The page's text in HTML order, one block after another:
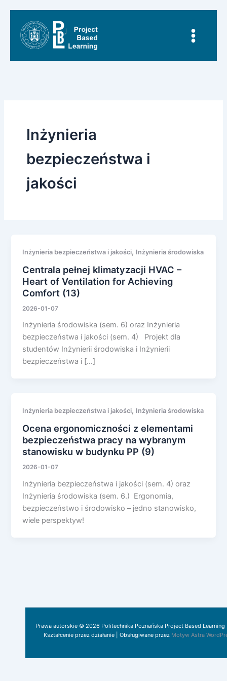
Inżynieria
bezpieczeństwa i
jakości
Inżynieria bezpieczeństwa i jakości, Inżynieria środowiska
Centrala pełnej klimatyzacji HVAC –
Heart of Ventilation for Achieving
Comfort (13)
2026-01-07
Inżynieria środowiska (sem. 6) oraz Inżynieria
bezpieczeństwa i jakości (sem. 4) Projekt dla
studentów Inżynierii środowiska i Inżynierii
bezpieczeństwa i […]
Inżynieria bezpieczeństwa i jakości, Inżynieria środowiska
Ocena ergonomiczności z elementami
bezpieczeństwa pracy na wybranym
stanowisku w budynku PP (9)
2026-01-07
Inżynieria bezpieczeństwa i jakości (sem. 4) oraz
Inżynieria środowiska (sem. 6.) Ergonomia,
bezpieczeństwo i środowisko – jedno stanowisko,
wiele perspektyw!
Prawa autorskie © 2026 Politechnika Poznańska Project Based Learning
Kształcenie przez działanie | Obsługiwane przez Motyw Astra